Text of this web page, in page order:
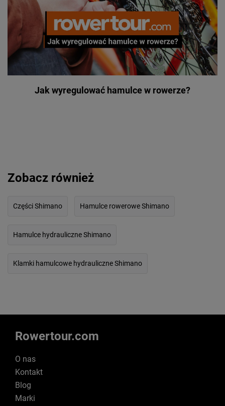
Jak wyregulować hamulce w rowerze?
Zobacz również
Części Shimano Hamulce rowerowe Shimano
Hamulce hydrauliczne Shimano
Klamki hamulcowe hydrauliczne Shimano
Rowertour.com
O nas
Kontakt
Blog
Marki